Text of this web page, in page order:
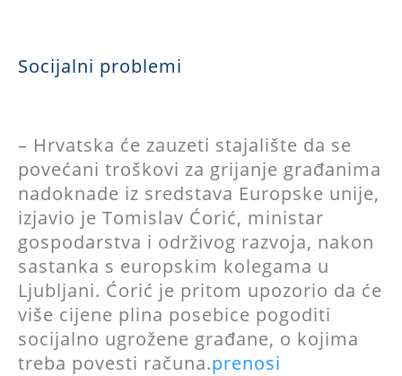
Socijalni problemi
– Hrvatska će zauzeti stajalište da se
povećani troškovi za grijanje građanima
nadoknade iz sredstava Europske unije,
izjavio je Tomislav Ćorić, ministar
gospodarstva i održivog razvoja, nakon
sastanka s europskim kolegama u
Ljubljani. Ćorić je pritom upozorio da će
više cijene plina posebice pogoditi
socijalno ugrožene građane, o kojima
treba povesti računa.prenosi